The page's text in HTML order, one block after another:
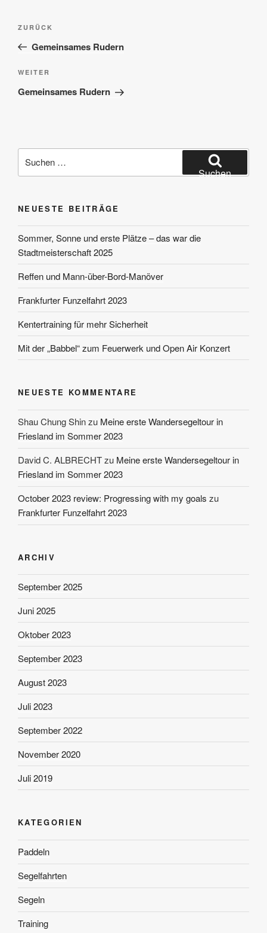
Beitragsnavigation
Vorheriger
Beitrag
ZURÜCK
Gemeinsames Rudern
Nächster
Beitrag
WEITER
Gemeinsames Rudern
nach:
Suchen
NEUESTE BEITRÄGE
Sommer, Sonne und erste Plätze – das war die
Stadtmeisterschaft 2025
Reffen und Mann-über-Bord-Manöver
Frankfurter Funzelfahrt 2023
Kentertraining für mehr Sicherheit
Mit der „Babbel“ zum Feuerwerk und Open Air Konzert
NEUESTE KOMMENTARE
Shau Chung Shinzu Meine erste Wandersegeltour in
Friesland im Sommer 2023
David C. ALBRECHTzu Meine erste Wandersegeltour in
Friesland im Sommer 2023
October 2023 review: Progressing with my goals zu
Frankfurter Funzelfahrt 2023
ARCHIV
September 2025
Juni 2025
Oktober 2023
September 2023
August 2023
Juli 2023
September 2022
November 2020
Juli 2019
KATEGORIEN
Paddeln
Segelfahrten
Segeln
Training